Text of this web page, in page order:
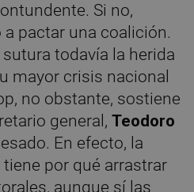
Si no,
pactar una coalición.
todavía la herida
mayor crisis nacional
no obstante, sostiene
general,Teodoro
En efecto, la
por qué arrastrar
aunque sí las